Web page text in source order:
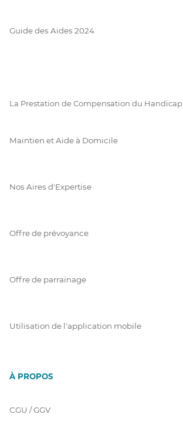
Guide des Aides 2024
La Prestation de Compensation du Handicap
Maintien et Aide à Domicile
Nos Aires d'Expertise
Offre de prévoyance
Offre de parrainage
Utilisation de l'application mobile
À PROPOS
CGU / GGV